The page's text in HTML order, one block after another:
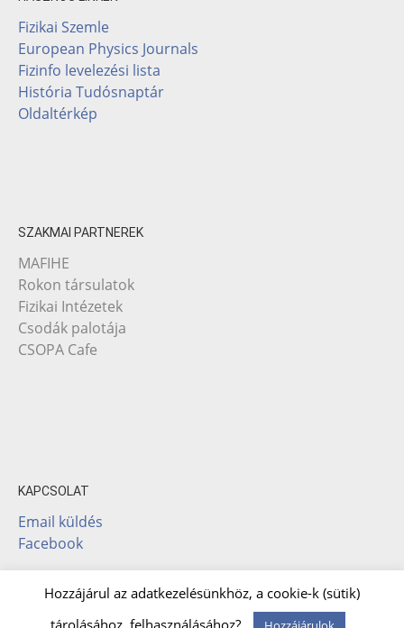
Fizikai Szemle
European Physics Journals
Fizinfo levelezési lista
História Tudósnaptár
Oldaltérkép
SZAKMAI PARTNEREK
MAFIHE
Rokon társulatok
Fizikai Intézetek
Csodák palotája
CSOPA Cafe
KAPCSOLAT
Email küldés
Facebook
Hozzájárul az adatkezelésünkhöz, a cookie-k (sütik)
tárolásához, felhasználásához?